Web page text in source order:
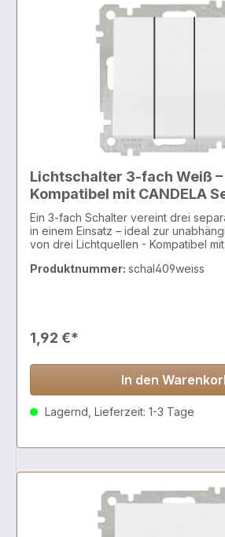
Lichtschalter 3-fach Weiß –
Kompatibel mit CANDELA
Ein 3-fach Schalter vereint drei
in einem Einsatz – ideal zur
von drei Lichtquellen - Kompatibel mit
Produktnummer: schal409weiss
1,92 €*
In den
Lagernd, Lieferzeit: 1-3 Tage